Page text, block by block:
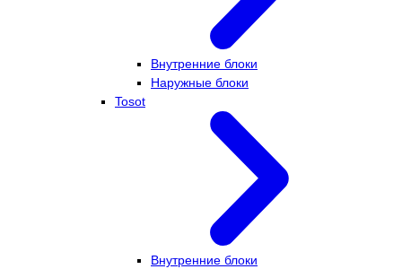
Внутренние блоки
Наружные блоки
Tosot
Внутренние блоки